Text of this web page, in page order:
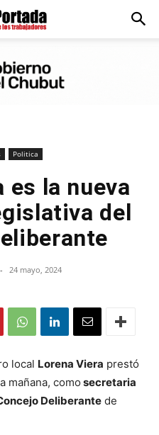
Politica
es la nueva
del
- 24 mayo, 2024
local Lorena Viera prestó
mañana, como secretaria
Deliberante de